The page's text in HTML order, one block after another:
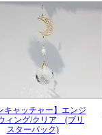
キャッチャー】エンジ
ィング/クリア (ブリ
スターパック)